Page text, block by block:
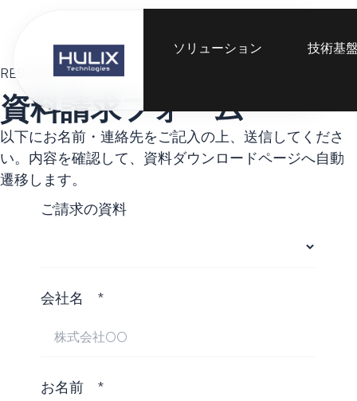
ソリューション 技術基
お問い合わ
RESOURCES
資料請求フォーム
以下にお名前・連絡先をご記入の上、送信してくださ
い。内容を確認して、資料ダウンロードページへ自動
遷移します。
ご請求の資料
会社名 *
お名前 *